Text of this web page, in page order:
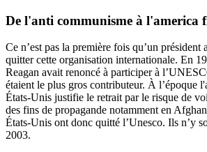
De l'anti communisme à l'america
Ce n’est pas la première fois qu’un président
quitter cette organisation internationale. En
Reagan avait renoncé à participer à
étaient le plus gros contributeur. À l’époque
États-Unis justifie le retrait par le risque de
des fins de propagande notamment en
États-Unis ont donc quitté l’Unesco. Ils n’y
2003.